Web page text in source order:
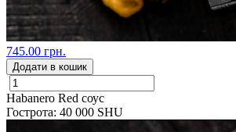
745.00 грн.
Додати в кошик
Habanero Red соус
Гострота: 40 000 SHU